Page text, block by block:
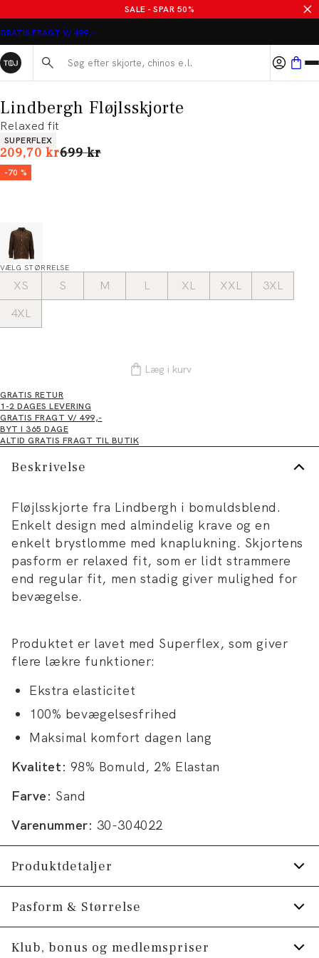
SALE - SPAR 50%
GRATIS FRAGT V/ 499,-
Søg her...
Lindbergh Fløjlsskjorte
Relaxed fit
Produkt egenskaber
SUPERFLEX
209,70 krI alt (uden rabat)
699 kr
-70 %
VÆLG STØRRELSE
XS S M L XL XXL
3XL
4XL
Læg i kurv
GRATIS RETUR
1-2 DAGES LEVERING
GRATIS FRAGT V/ 499,-
BYT I 365 DAGE
ALTID GRATIS FRAGT TIL BUTIK
Beskrivelse
Fløjlsskjorte fra Lindbergh i bomuldsblend.
Enkelt design med almindelig krave og en
enkelt brystlomme med knaplukning. Skjortens
pasform er relaxed fit, som er lidt strammere
end regular fit, men stadig giver mulighed for
bevægelse.
Produktet er lavet med Superflex, som giver
flere lækre funktioner:
Ekstra elasticitet
100% bevægelsesfrihed
Maksimal komfort dagen lang
Kvalitet: 98% Bomuld, 2% Elastan
Farve: Sand
Varenummer: 30-304022
Produktdetaljer
Lavet med Superflex, der giver ekstra
elasticitet og komfort.
Manchetten har to knapper til at justere
Pasform & Størrelse
Fit:Relaxed fit
Klub, bonus og medlemspriser